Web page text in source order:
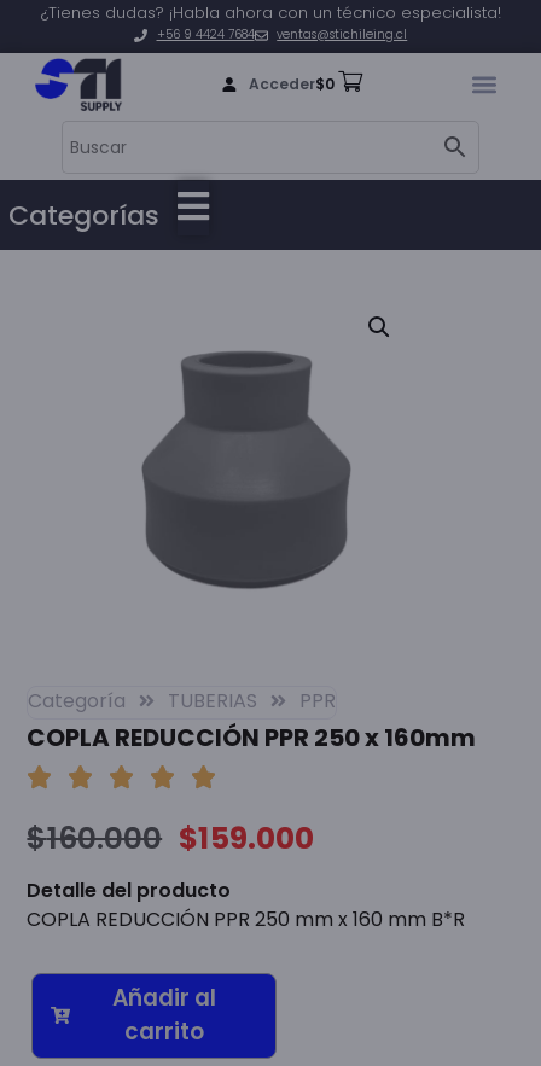
¿Tienes dudas? ¡Habla ahora con un técnico especialista!
+56 9 4424 7684 ventas@stichileing.cl
Acceder$0
Categorías
Categoría TUBERIAS PPR
COPLA REDUCCIÓN PPR 250 x 160mm
$160.000 $159.000
Detalle del producto
COPLA REDUCCIÓN PPR 250 mm x 160 mm B*R
Añadir al
carrito